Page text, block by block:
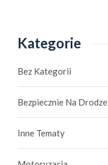
Kategorie
Bez Kategorii
Bezpiecznie Na Drodze
Inne Tematy